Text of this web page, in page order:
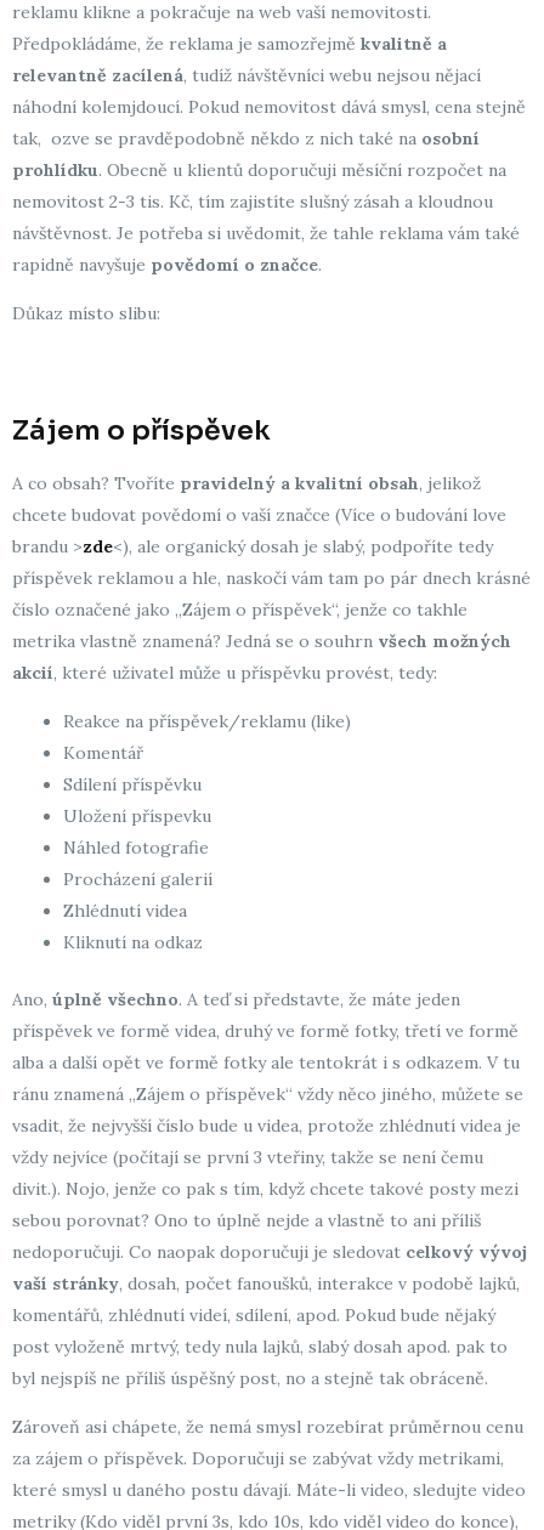
reklamu klikne a pokračuje na web vaší nemovitosti.
Předpokládáme, že reklama je samozřejmě kvalitně a
relevantně zacílená, tudíž návštěvníci webu nejsou nějací
náhodní kolemjdoucí. Pokud nemovitost dává smysl, cena stejně
tak, ozve se pravděpodobně někdo z nich také na osobní
prohlídku. Obecně u klientů doporučuji měsíční rozpočet na
nemovitost 2-3 tis. Kč, tím zajistíte slušný zásah a kloudnou
návštěvnost. Je potřeba si uvědomit, že tahle reklama vám také
rapidně navyšuje povědomí o značce.
Důkaz místo slibu:
Zájem o příspěvek
A co obsah? Tvoříte pravidelný a kvalitní obsah, jelikož
chcete budovat povědomí o vaší značce (Více o budování love
brandu >zde<), ale organický dosah je slabý, podpoříte tedy
příspěvek reklamou a hle, naskočí vám tam po pár dnech krásné
číslo označené jako „Zájem o příspěvek“, jenže co takhle
metrika vlastně znamená? Jedná se o souhrn všech možných
akcií, které uživatel může u příspěvku provést, tedy:
Reakce na příspěvek/reklamu (like)
Komentář
Sdílení příspěvku
Uložení příspevku
Náhled fotografie
Procházení galerií
Zhlédnutí videa
Kliknutí na odkaz
Ano, úplně všechno. A teď si představte, že máte jeden
příspěvek ve formě videa, druhý ve formě fotky, třetí ve formě
alba a další opět ve formě fotky ale tentokrát i s odkazem. V tu
ránu znamená „Zájem o příspěvek“ vždy něco jiného, můžete se
vsadit, že nejvyšší číslo bude u videa, protože zhlédnutí videa je
vždy nejvíce (počítají se první 3 vteřiny, takže se není čemu
divit.). Nojo, jenže co pak s tím, když chcete takové posty mezi
sebou porovnat? Ono to úplně nejde a vlastně to ani příliš
nedoporučuji. Co naopak doporučuji je sledovat celkový vývoj
vaší stránky, dosah, počet fanoušků, interakce v podobě lajků,
komentářů, zhlédnutí videí, sdílení, apod. Pokud bude nějaký
post vyloženě mrtvý, tedy nula lajků, slabý dosah apod. pak to
byl nejspíš ne příliš úspěšný post, no a stejně tak obráceně.
Zároveň asi chápete, že nemá smysl rozebírat průměrnou cenu
za zájem o příspěvek. Doporučuji se zabývat vždy metrikami,
které smysl u daného postu dávají. Máte-li video, sledujte video
metriky (Kdo viděl první 3s, kdo 10s, kdo viděl video do konce),